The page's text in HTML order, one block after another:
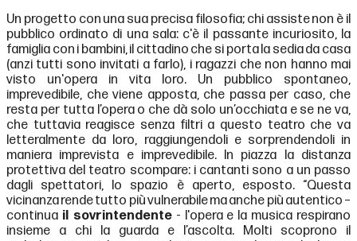
Un progetto con una sua precisa filosofia; chi assiste non è il
pubblico ordinato di una sala: c'è il passante incuriosito, la
famiglia con i bambini, il cittadino che si porta la sedia da casa
(anzi tutti sono invitati a farlo), i ragazzi che non hanno mai
visto un'opera in vita loro. Un pubblico spontaneo,
imprevedibile, che viene apposta, che passa per caso, che
resta per tutta l’opera o che dà solo un’occhiata e se ne va,
che tuttavia reagisce senza filtri a questo teatro che va
letteralmente da loro, raggiungendoli e sorprendendoli in
maniera imprevista e imprevedibile. In piazza la distanza
protettiva del teatro scompare: i cantanti sono a un passo
dagli spettatori, lo spazio è aperto, esposto. “Questa
vicinanza rende tutto più vulnerabile ma anche più autentico –
continua il sovrintendente- l'opera e la musica respirano
insieme a chi la guarda e l’ascolta. Molti scoprono il